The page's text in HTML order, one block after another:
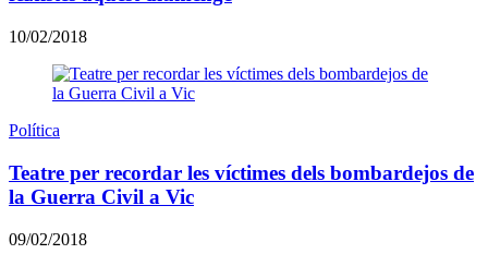
10/02/2018
Política
Teatre per recordar les víctimes dels bombardejos de
la Guerra Civil a Vic
09/02/2018